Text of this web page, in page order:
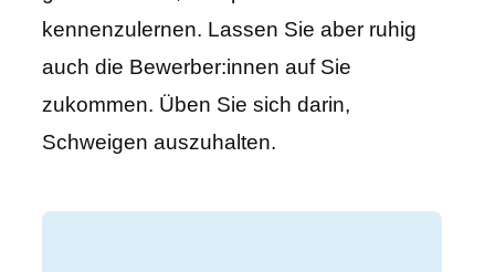
kennenzulernen. Lassen Sie aber ruhig
auch die Bewerber:innen auf Sie
zukommen. Üben Sie sich darin,
Schweigen auszuhalten.